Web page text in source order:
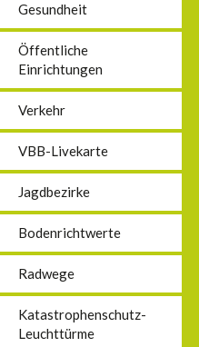
Gesundheit
Öffentliche
Einrichtungen
Verkehr
VBB-Livekarte
Jagdbezirke
Bodenrichtwerte
Radwege
Katastrophenschutz-
Leuchttürme